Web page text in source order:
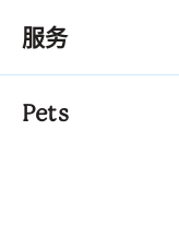
服务
Pets